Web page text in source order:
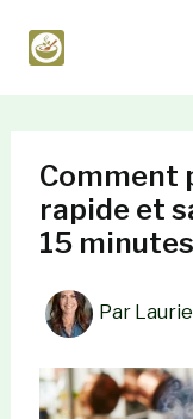
contenu
Comment
rapide et
15 minutes
Par